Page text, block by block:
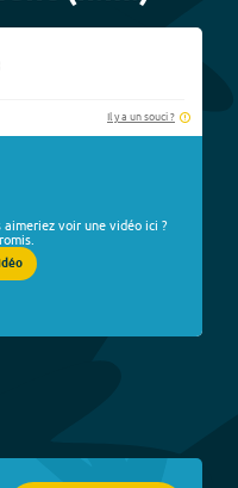
Il y a un souci ?
aimeriez voir une vidéo ici ?